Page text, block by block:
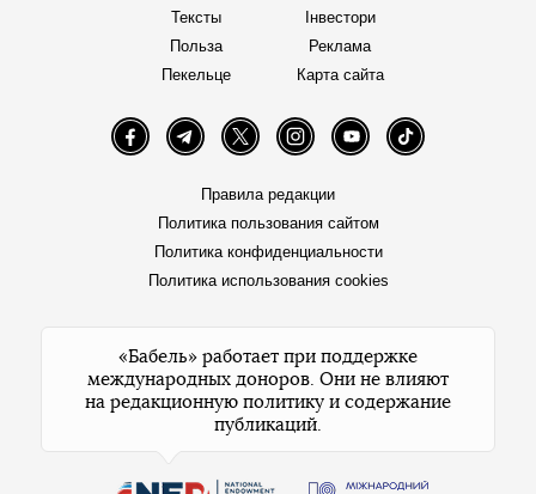
Тексты
Польза
Пекельце
Інвестори
Реклама
Карта сайта
FacebookTelegramTwitter InstagramYouTube TikTok
Правила редакции
Политика пользования сайтом
Политика конфиденциальности
Политика использования cookies
«Бабель» работает при поддержке
международных доноров. Они не влияют
на редакционную политику и содержание
публикаций.